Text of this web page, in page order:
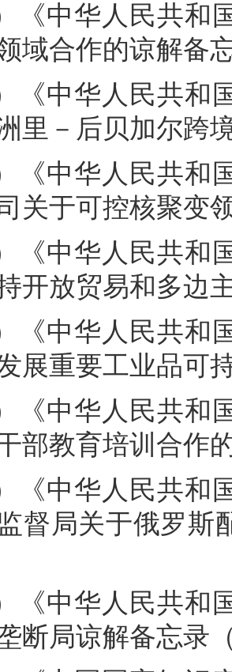
《中华人民共
域合作的谅解备
《中华人民共
里－后贝加尔跨
《中华人民共
关于可控核聚变
《中华人民共
开放贸易和多边
《中华人民共
展重要工业品可
《中华人民共
部教育培训合作
《中华人民共
督局关于俄罗斯
《中华人民共
断局谅解备忘录